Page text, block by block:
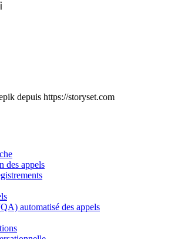
depuis https://storyset.com
des appels
automatisé des appels